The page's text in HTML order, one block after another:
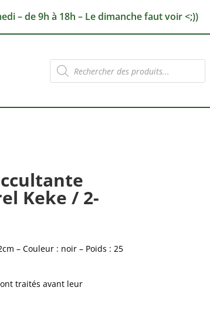
– de 9h à 18h – Le dimanche faut voir <;))
Recherche
de
produits
Keke / 2-
– Couleur : noir – Poids : 25
traités avant leur